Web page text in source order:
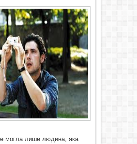
могла лише людина, яка